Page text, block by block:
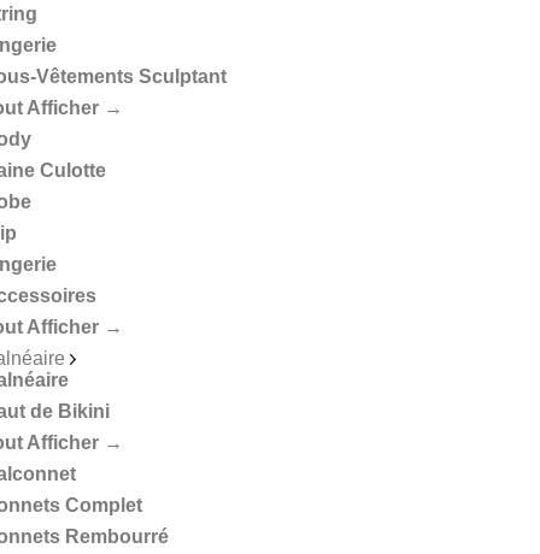
Vêtements Sculptant
Afficher →
Culotte
Afficher →
de Bikini
Afficher →
Complet
Rembourré